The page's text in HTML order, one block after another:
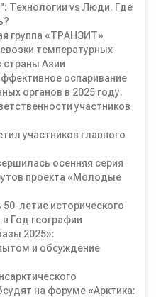
Технологии vs Люди. Где
группа «ТРАНЗИТ»
температурных
страны Азии
оспаривание
органов в 2025 году.
участников
участников главного
осенняя серия
проекта «Молодые
летие исторического
Год географии
2025»:
и обсуждение
на форуме «Арктика: